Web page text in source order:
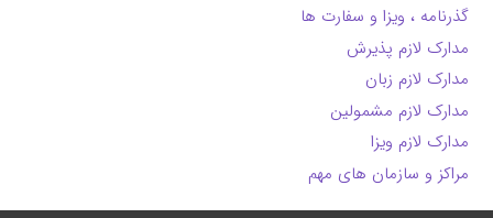
گذرنامه ، ویزا و سفارت ها
مدارک لازم پذیرش
مدارک لازم زبان
مدارک لازم مشمولین
مدارک لازم ویزا
مراکز و سازمان های مهم